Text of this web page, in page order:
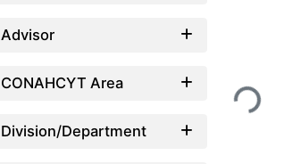
Advisor
CONAHCYT Area
Division/Department
Loading...